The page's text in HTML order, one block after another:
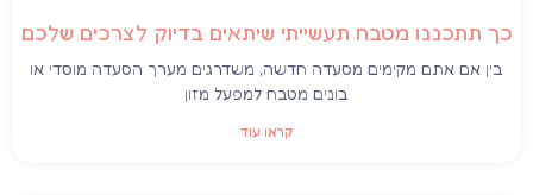
כך תתכננו מטבח תעשייתי שיתאים בדיוק לצרכים שלכם
בין אם אתם מקימים מסעדה חדשה, משדרגים מערך הסעדה מוסדי או
בונים מטבח למפעל מזון
קראו עוד